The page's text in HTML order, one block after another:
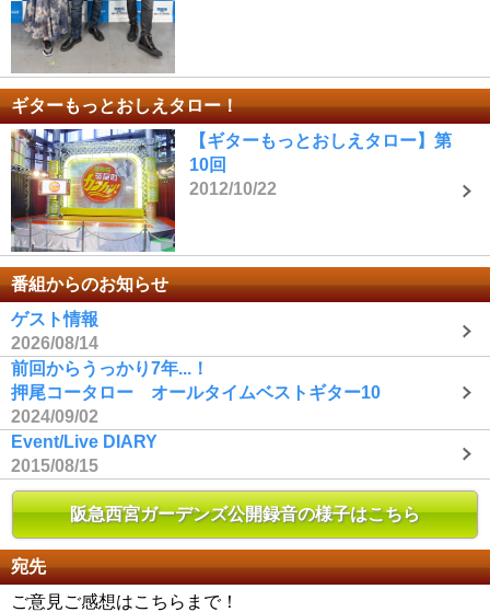
ギターもっとおしえタロー！
【ギターもっとおしえタロー】第
10回
2012/10/22
番組からのお知らせ
ゲスト情報
2026/08/14
前回からうっかり7年...！
押尾コータロー オールタイムベストギター10
2024/09/02
Event/Live DIARY
2015/08/15
阪急西宮ガーデンズ公開録音の様子はこちら
宛先
ご意見ご感想はこちらまで！